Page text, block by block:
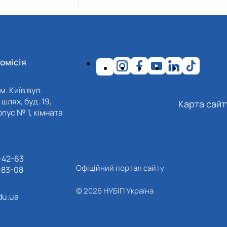
Київ вул.
шлях, буд. 19,
№ 1, кімната
63
08
Карта
Офіційний портал сайту
© 2026 НУБІП Україна